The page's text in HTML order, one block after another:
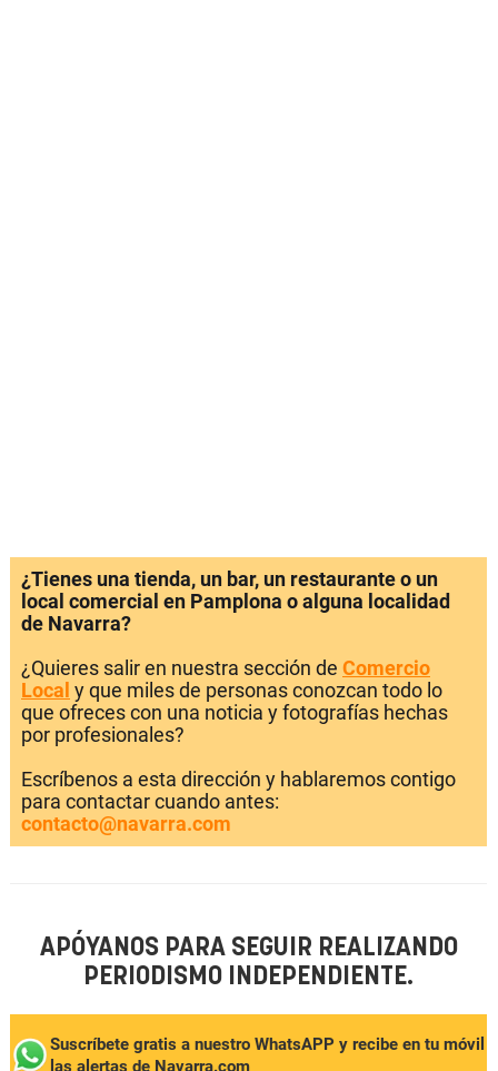
¿Tienes una tienda, un bar, un restaurante o un
local comercial en Pamplona o alguna localidad
de Navarra?
¿Quieres salir en nuestra sección de Comercio
Local y que miles de personas conozcan todo lo
que ofreces con una noticia y fotografías hechas
por profesionales?
Escríbenos a esta dirección y hablaremos contigo
para contactar cuando antes:
contacto@navarra.com
APÓYANOS PARA SEGUIR REALIZANDO
PERIODISMO INDEPENDIENTE.
Suscríbete gratis a nuestro WhatsAPP y recibe en tu móvil
las alertas de Navarra.com